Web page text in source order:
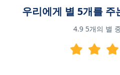
우리에게 별 5개를 주
4.9 5개의 별